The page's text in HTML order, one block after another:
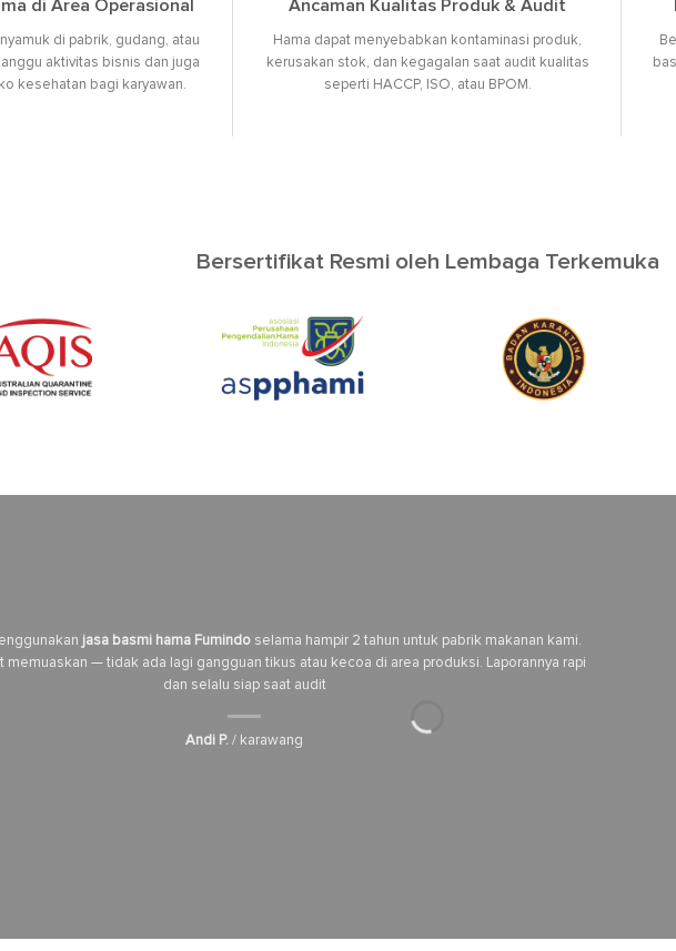
di Area Operasional
di pabrik, gudang, atau
aktivitas bisnis dan juga
kesehatan bagi karyawan.
Ancaman Kualitas Produk & Audit
Hama dapat menyebabkan kontaminasi produk,
kerusakan stok, dan kegagalan saat audit kualitas
seperti HACCP, ISO, atau BPOM.
Bersertifikat Resmi oleh Lembaga Terkemuka
jasa basmi hama Fumindo selama hampir 2 tahun untuk pabrik makanan kami.
memuaskan — tidak ada lagi gangguan tikus atau kecoa di area produksi. Laporannya rapi
dan selalu siap saat audit
Andi P./ karawang